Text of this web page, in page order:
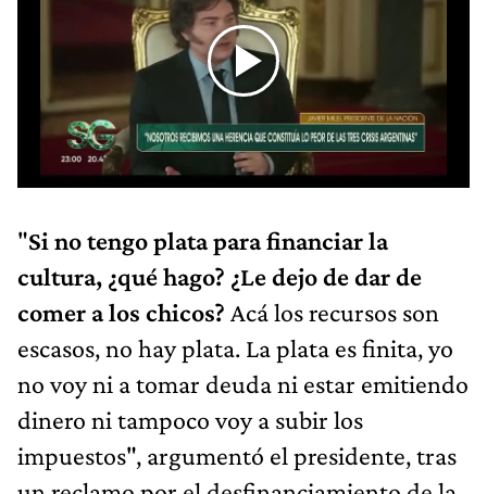
"Si no tengo plata para financiar la
cultura, ¿qué hago? ¿Le dejo de dar de
comer a los chicos? Acá los recursos son
escasos, no hay plata. La plata es finita, yo
no voy ni a tomar deuda ni estar emitiendo
dinero ni tampoco voy a subir los
impuestos", argumentó el presidente, tras